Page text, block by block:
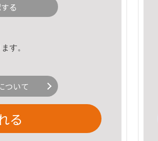
る
す。
ついて
る